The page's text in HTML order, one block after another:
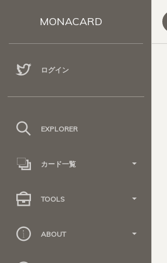
MONACARD
ログイン
EXPLORER
カード一覧
TOOLS
ABOUT